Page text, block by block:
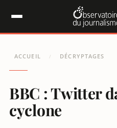
ACCUEIL / DÉCRYPTAGES
BBC : Twitter
cyclone
Panneau de gestion des